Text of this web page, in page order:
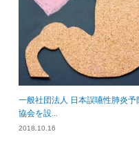
一般社団法人 日本誤嚥性肺炎予
協会を設...
2018.10.16